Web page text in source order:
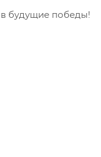
будущие победы!